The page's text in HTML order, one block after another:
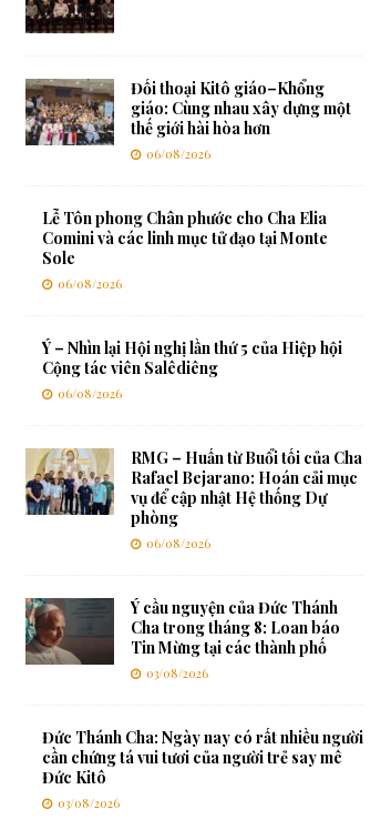
Đối thoại Kitô giáo–Khổng
giáo: Cùng nhau xây dựng một
thế giới hài hòa hơn
06/08/2026
Lễ Tôn phong Chân phước cho Cha Elia
Comini và các linh mục tử đạo tại Monte
Sole
06/08/2026
Ý – Nhìn lại Hội nghị lần thứ 5 của Hiệp hội
Cộng tác viên Salêdiêng
06/08/2026
RMG – Huấn từ Buổi tối của Cha
Rafael Bejarano: Hoán cải mục
vụ để cập nhật Hệ thống Dự
phòng
06/08/2026
Ý cầu nguyện của Đức Thánh
Cha trong tháng 8: Loan báo
Tin Mừng tại các thành phố
03/08/2026
Đức Thánh Cha: Ngày nay có rất nhiều người
cần chứng tá vui tươi của người trẻ say mê
Đức Kitô
03/08/2026